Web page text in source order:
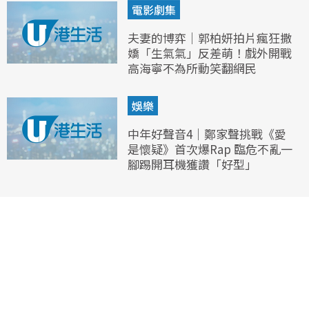
電影劇集
夫妻的博弈｜郭柏妍拍片瘋狂撒
嬌「生氣氣」反差萌！戲外開戰
高海寧不為所動笑翻網民
娛樂
中年好聲音4｜鄭家聲挑戰《愛
是懷疑》首次爆Rap 臨危不亂一
腳踢開耳機獲讚「好型」